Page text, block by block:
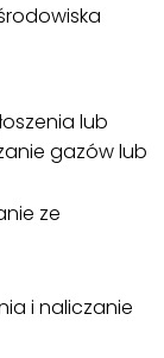
lub
gazów lub
ze
i naliczanie